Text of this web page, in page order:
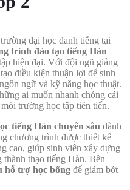
đại học danh tiếng tại
trình đào tạo tiếng Hàn
hiện đại. Với đội ngũ giảng
điều kiện thuận lợi để sinh
ngữ và kỹ năng học thuật.
ai muốn nhanh chóng cải
trường học tập tiên tiến.
tiếng Hàn chuyên sâu dành
chương trình được thiết kế
cao, giúp sinh viên xây dựng
thành thạo tiếng Hàn. Bên
hỗ trợ học bổng để giảm bớt